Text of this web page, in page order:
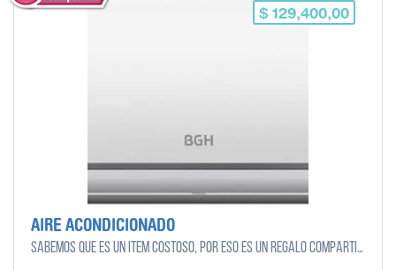
$ 129,400,00
AIRE ACONDICIONADO
Sabemos que es un ítem costoso, por eso es un regalo compartido. Vos podes colaborar con el monto que puedas y quieras!